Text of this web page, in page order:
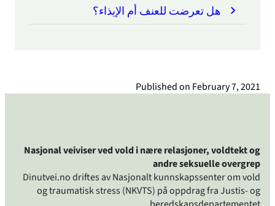
هل تعرضت للعنف أم الإيذاء؟
Published on February 7, 2021
Nasjonal veiviser ved vold i nære relasjoner, voldtekt og
andre seksuelle overgrep
Dinutvei.no driftes av Nasjonalt kunnskapssenter om vold
og traumatisk stress (NKVTS) på oppdrag fra Justis- og